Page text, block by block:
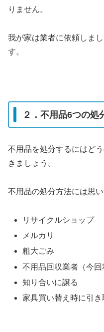
りません。
我が家は業者に依頼しま
す。
２．不用品6つの処
不用品を処分するにはど
きましょう。
不用品の処分方法には思
リサイクルショップ
メルカリ
粗大ごみ
不用品回収業者（今回
知り合いに譲る
家具買い替え時に引き